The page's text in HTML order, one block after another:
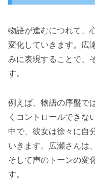
物語が進むにつれて、
変化していきます。広
みに表現することで、
す。
例えば、物語の序盤で
くコントロールできな
中で、彼女は徐々に自
いきます。広瀬さんは
そして声のトーンの変
す。